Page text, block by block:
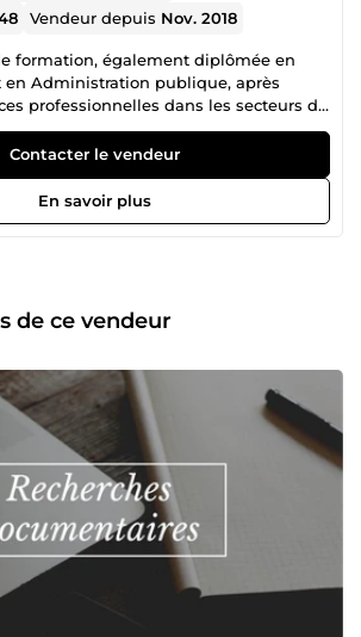
Vendeur depuis Nov. 2018
formation, également diplômée en
en Administration publique, après
professionnelles dans les secteurs de
l’Enseignement supérieur, du BTP ou
je travaille depuis 2018 en tant que
freelance dans les domaines
rédactionnelles diverses
Contacter le vendeur
En savoir plus
de ce vendeur